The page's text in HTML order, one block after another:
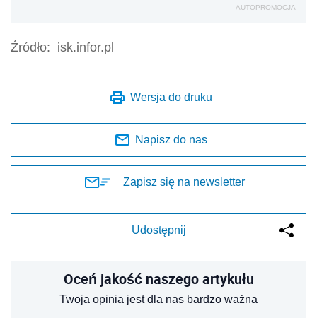
AUTOPROMOCJA
Źródło: isk.infor.pl
Wersja do druku
Napisz do nas
Zapisz się na newsletter
Udostępnij
Oceń jakość naszego artykułu
Twoja opinia jest dla nas bardzo ważna